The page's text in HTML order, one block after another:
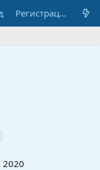
Регистрация
2020